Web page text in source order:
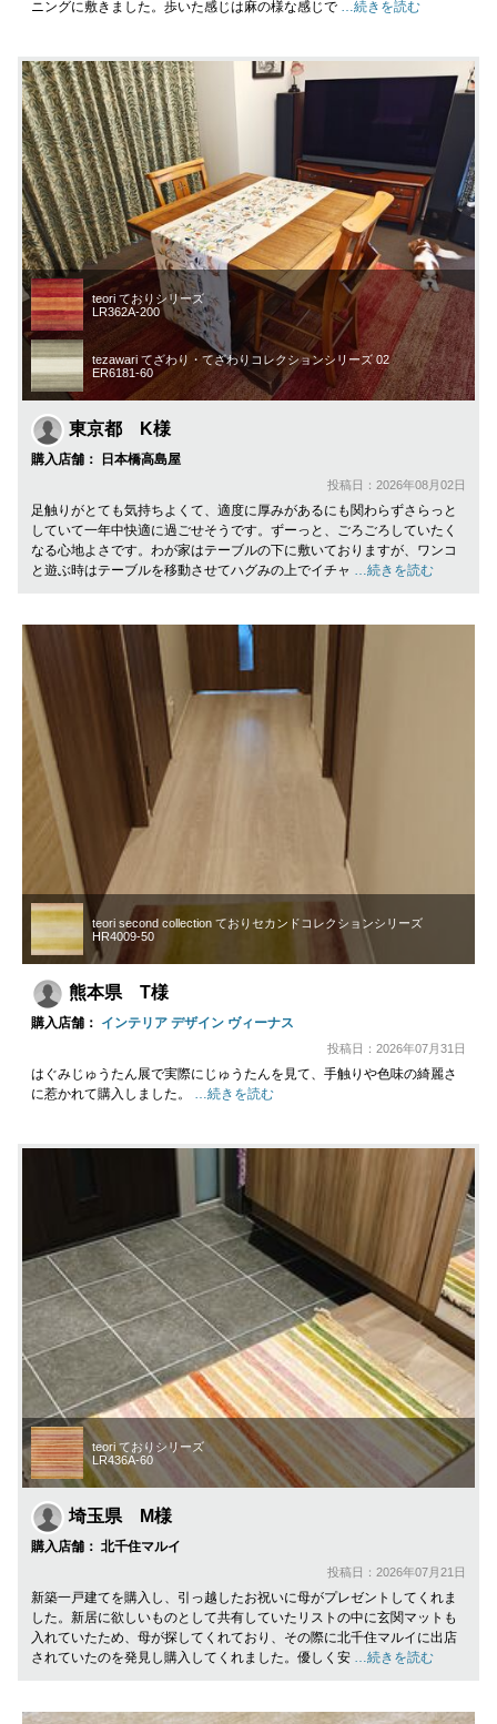
ニングに敷きました。歩いた感じは麻の様な感じで …続きを読む
teori ておりシリーズ
LR362A-200
tezawari てざわり・てざわりコレクションシリーズ 02
ER6181-60
東京都 K様
購入店舗： 日本橋高島屋
投稿日：2026年08月02日
足触りがとても気持ちよくて、適度に厚みがあるにも関わらずさらっと
していて一年中快適に過ごせそうです。ずーっと、ごろごろしていたく
なる心地よさです。わが家はテーブルの下に敷いておりますが、ワンコ
と遊ぶ時はテーブルを移動させてハグみの上でイチャ …続きを読む
teori second collection ておりセカンドコレクションシリーズ
HR4009-50
熊本県 T様
購入店舗： インテリア デザイン ヴィーナス
投稿日：2026年07月31日
はぐみじゅうたん展で実際にじゅうたんを見て、手触りや色味の綺麗さ
に惹かれて購入しました。 …続きを読む
teori ておりシリーズ
LR436A-60
埼玉県 M様
購入店舗： 北千住マルイ
投稿日：2026年07月21日
新築一戸建てを購入し、引っ越したお祝いに母がプレゼントしてくれま
した。新居に欲しいものとして共有していたリストの中に玄関マットも
入れていたため、母が探してくれており、その際に北千住マルイに出店
されていたのを発見し購入してくれました。優しく安 …続きを読む